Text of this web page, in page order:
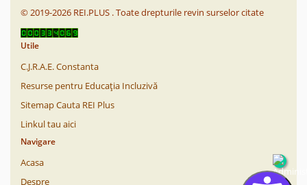
©2019-2026 REI.PLUS .Toate drepturile revin surselor citate
Utile
C.J.R.A.E. Constanta
Resurse pentru Educația Incluzivă
Sitemap Cauta REI Plus
Linkul tau aici
Navigare
Acasa
Despre